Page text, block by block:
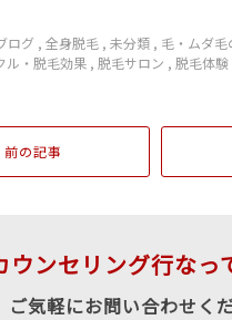
ログ ,全身脱毛 ,未分類 , 毛・ムダ毛
ル・脱毛効果 ,脱毛サロン ,脱毛体
前の記事
ウンセリング行なっ
ご気軽にお問い合わせく